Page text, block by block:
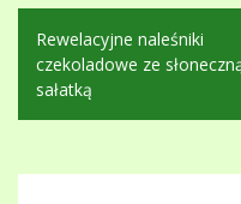
Nawigacja
wpisu
Rewelacyjne naleśniki
czekoladowe ze
sałatką